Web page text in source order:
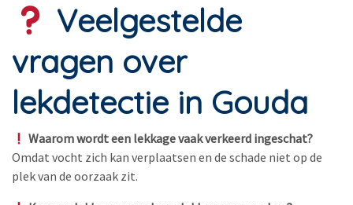
Veelgestelde
vragen over
lekdetectie in Gouda
Waarom wordt een lekkage vaak verkeerd ingeschat?
Omdat vocht zich kan verplaatsen en de schade niet op de
plek van de oorzaak zit.